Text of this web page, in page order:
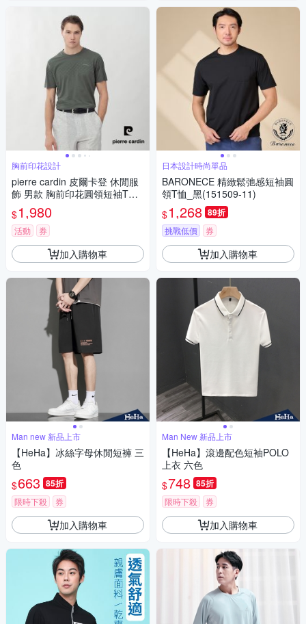
胸前印花設計
pierre cardin 皮爾卡登 休閒服
飾 男款 胸前印花圓領短袖T恤-
墨綠色(5267282-47)
$1,980
活動 券
加入購物車
Man new 新品上市
【HeHa】冰絲字母休閒短褲 三
色
$663 85折
限時下殺 券
加入購物車
日本設計時尚單品
BARONECE 精緻鬆弛感短袖圓
領T恤_黑(151509-11)
$1,268 89折
挑戰低價 券
加入購物車
Man New 新品上市
【HeHa】滾邊配色短袖POLO
上衣 六色
$748 85折
限時下殺 券
加入購物車